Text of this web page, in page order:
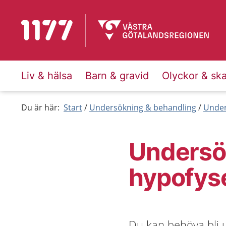
Till startsidan för 1177
Liv & hälsa Barn & gravid Olyckor &
Du är här: Start Undersökning & behandling